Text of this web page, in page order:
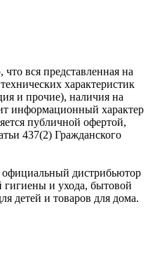
вся представленная на
характеристик
и прочие), наличия на
информационный характер
публичной офертой,
437(2) Гражданского
дистрибьютор
гигиены и ухода, бытовой
детей и товаров для дома.